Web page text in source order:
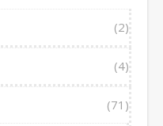
(2)
(4)
(71)